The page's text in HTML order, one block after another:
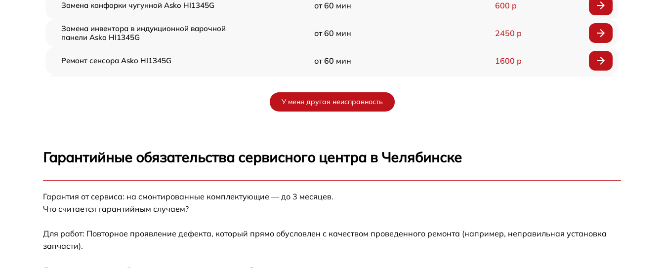
Замена конфорки чугунной Asko HI1345G от 60 мин 600 р
Замена инвентора в индукционной варочной
панели Asko HI1345G
от 60 мин 2450 р
Ремонт сенсора Asko HI1345G от 60 мин 1600 р
Замена сенсора Asko HI1345G от 60 мин
У меня другая неисправность
Гарантийные обязательства сервисного центра в Челябинске
Гарантия от сервиса: на смонтированные комплектующие — до 3 месяцев.
Что считается гарантийным случаем?
Для работ: Повторное проявление дефекта, который прямо обусловлен с качеством проведенного ремонта (например, неправильная установка
запчасти).